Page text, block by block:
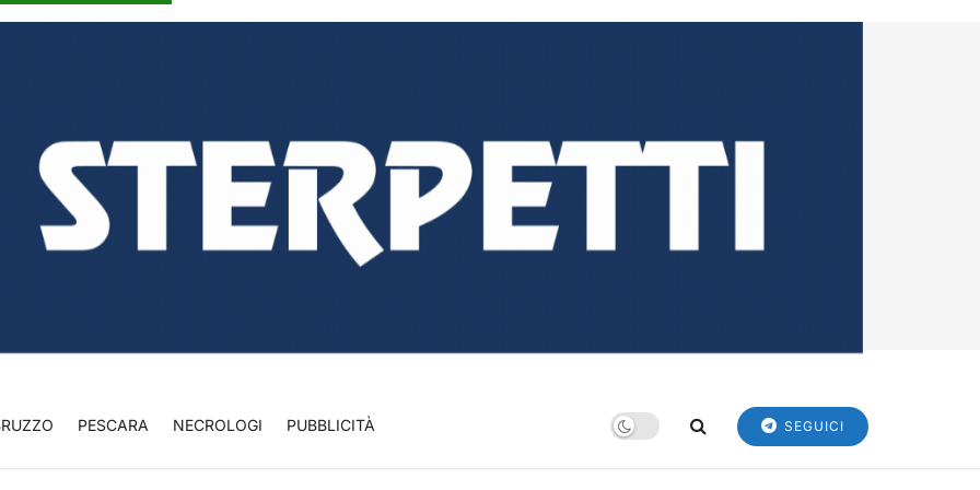
PESCARA NECROLOGI PUBBLICITÀ SEGUICI